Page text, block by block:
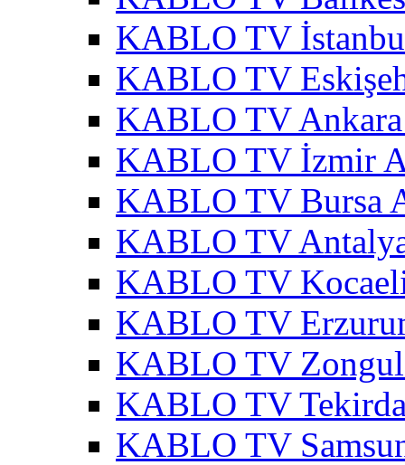
KABLO TV
KABLO TV
KABLO TV
KABLO TV İzmir
KABLO TV Bursa
KABLO TV
KABLO TV
KABLO TV
KABLO TV
KABLO TV
KABLO TV